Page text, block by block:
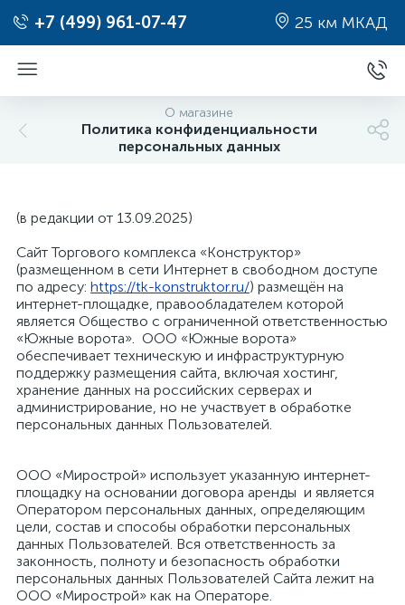
+7 (499) 961-07-47 25 км МКАД
О магазине
Политика конфиденциальности
персональных данных
(в редакции от 13.09.2025)
Сайт Торгового комплекса «Конструктор»
(размещенном в сети Интернет в свободном доступе
по адресу: https://tk-konstruktor.ru/) размещён на
интернет-площадке, правообладателем которой
является Общество с ограниченной ответственностью
«Южные ворота». ООО «Южные ворота»
обеспечивает техническую и инфраструктурную
поддержку размещения сайта, включая хостинг,
хранение данных на российских серверах и
администрирование, но не участвует в обработке
персональных данных Пользователей.
ООО «Мирострой» использует указанную интернет-
площадку на основании договора аренды и является
Оператором персональных данных, определяющим
цели, состав и способы обработки персональных
данных Пользователей. Вся ответственность за
законность, полноту и безопасность обработки
персональных данных Пользователей Сайта лежит на
ООО «Мирострой» как на Операторе.